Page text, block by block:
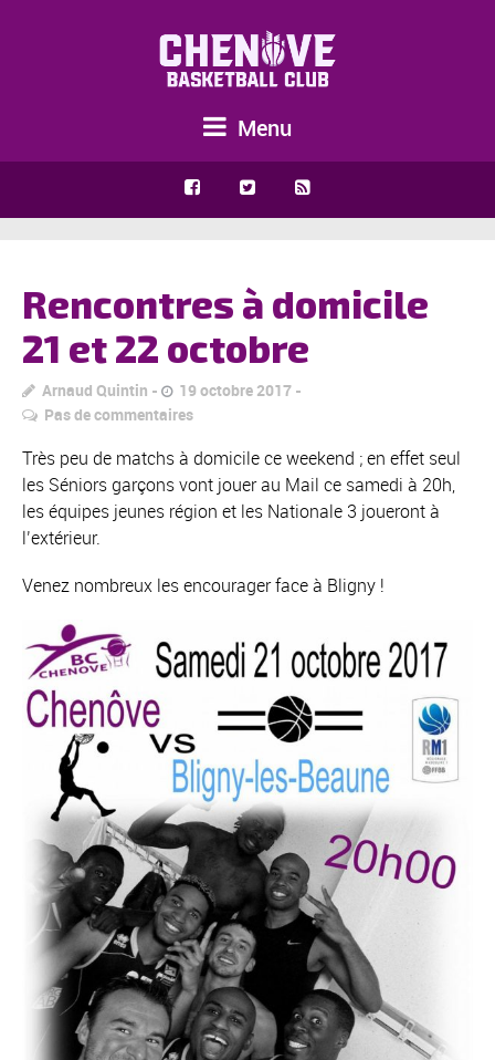
Menu
Rencontres à domicile
21 et 22 octobre
Arnaud Quintin
19 octobre 2017
Pas de commentaires
Très peu de matchs à domicile ce weekend ; en effet seul
les Séniors garçons vont jouer au Mail ce samedi à 20h,
les équipes jeunes région et les Nationale 3 joueront à
l’extérieur.
Venez nombreux les encourager face à Bligny !